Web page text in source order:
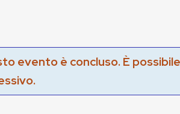
evento è concluso. È